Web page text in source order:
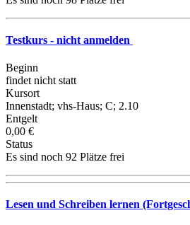
Testkurs - nicht anmelden
Beginn
findet nicht statt
Kursort
Innenstadt; vhs-Haus; C; 2.10
Entgelt
0,00 €
Status
Es sind noch 92 Plätze frei
Lesen und Schreiben lernen